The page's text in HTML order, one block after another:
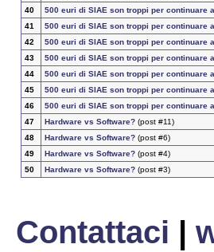
40
500 euri di SIAE son troppi per continuare
41
500 euri di SIAE son troppi per continuare
42
500 euri di SIAE son troppi per continuare
43
500 euri di SIAE son troppi per continuare
44
500 euri di SIAE son troppi per continuare
45
500 euri di SIAE son troppi per continuare
46
500 euri di SIAE son troppi per continuare
47
Hardware vs Software?(post #11)
48
Hardware vs Software?(post #6)
49
Hardware vs Software?(post #4)
50
Hardware vs Software?(post #3)
Contattaci |